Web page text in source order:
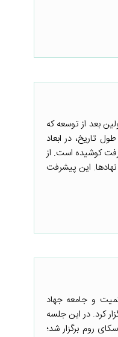
بعد از توسعه که
تاریخ، در ابعاد
کوشیده است. از
این پیشرفت
و جامعه جهاد
برگزار کرد. در این جلسه
روم برگزار شد؛